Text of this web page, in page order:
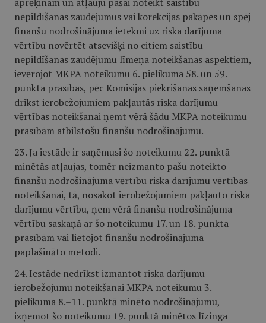
nepildīšanas zaudējumus vai korekcijas pakāpes un spēj
finanšu nodrošinājuma ietekmi uz riska darījuma
vērtību novērtēt atsevišķi no citiem saistību
nepildīšanas zaudējumu līmeņa noteikšanas aspektiem,
ievērojot MKPA noteikumu 6. pielikuma 58. un 59.
punkta prasības, pēc Komisijas piekrišanas saņemšanas
drīkst ierobežojumiem pakļautās riska darījumu
vērtības noteikšanai ņemt vērā šādu MKPA noteikumu
prasībām atbilstošu finanšu nodrošinājumu.
23. Ja iestāde ir saņēmusi šo noteikumu 22. punktā
minētās atļaujas, tomēr neizmanto pašu noteikto
finanšu nodrošinājuma vērtību riska darījumu vērtības
noteikšanai, tā, nosakot ierobežojumiem pakļauto riska
darījumu vērtību, ņem vērā finanšu nodrošinājuma
vērtību saskaņā ar šo noteikumu 17. un 18. punkta
prasībām vai lietojot finanšu nodrošinājuma
paplašināto metodi.
24. Iestāde nedrīkst izmantot riska darījumu
ierobežojumu noteikšanai MKPA noteikumu 3.
pielikuma 8.–11. punktā minēto nodrošinājumu,
izņemot šo noteikumu 19. punktā minētos līzinga